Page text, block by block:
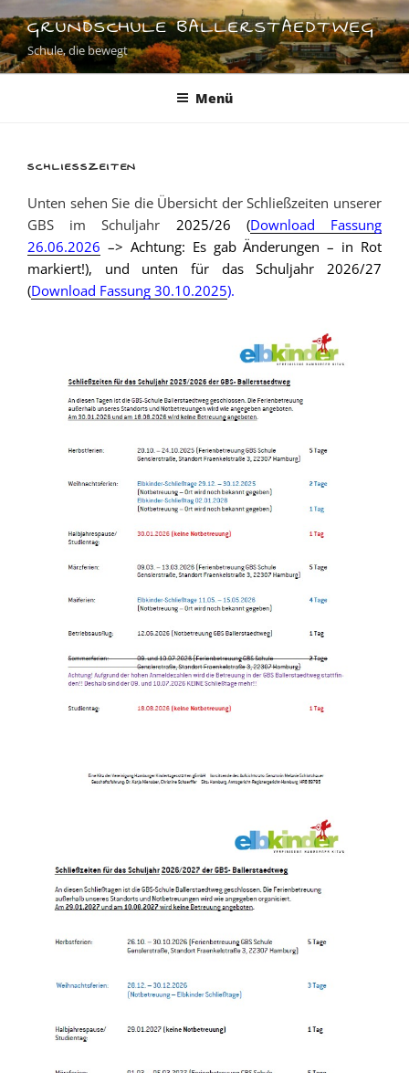
Inhalt
springen
GRUNDSCHULE BALLERSTAEDTWEG
Schule, die bewegt
Menü
SCHLIESSZEITEN
Unten sehen Sie die Übersicht der Schließzeiten unserer
GBS im Schuljahr 2025/26 (Download Fassung
26.06.2026 –> Achtung: Es gab Änderungen – in Rot
markiert!), und unten für das Schuljahr 2026/27
(Download Fassung 30.10.2025).